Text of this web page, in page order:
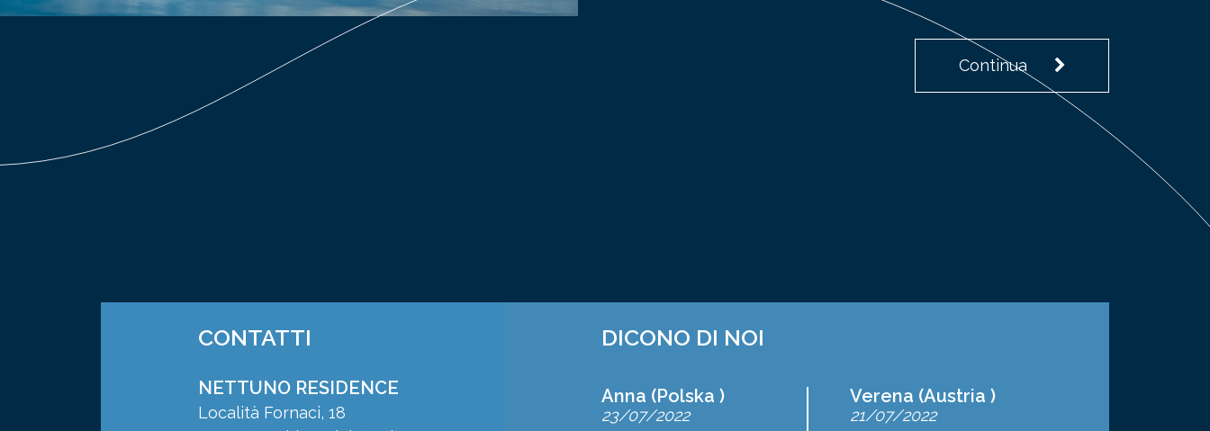
Continua
CONTATTI
NETTUNO RESIDENCE
Località Fornaci, 18
DICONO DI NOI
Anna (Polska )
23/07/2022
Verena (Austria )
21/07/2022